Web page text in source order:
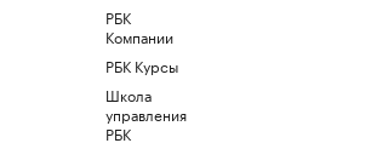
РБК
Компании
РБК Курсы
Школа
управления
РБК